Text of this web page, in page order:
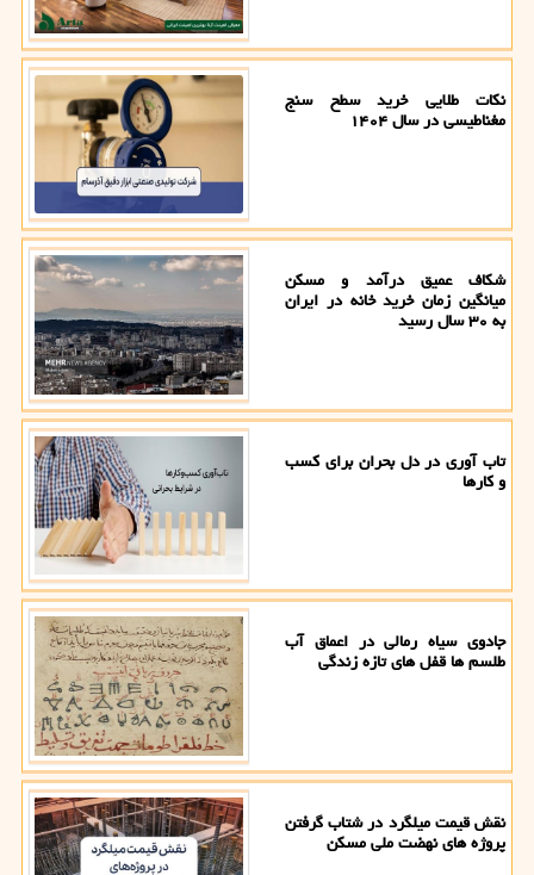
نکات طلایی خرید سطح سنج
مغناطیسی در سال ۱۴۰۴
شکاف عمیق درآمد و مسکن
میانگین زمان خرید خانه در ایران
به ۳۰ سال رسید
تاب آوری در دل بحران برای کسب
و کارها
جادوی سیاه رمالی در اعماق آب
طلسم ها قفل های تازه زندگی
نقش قیمت میلگرد در شتاب گرفتن
پروژه های نهضت ملی مسکن